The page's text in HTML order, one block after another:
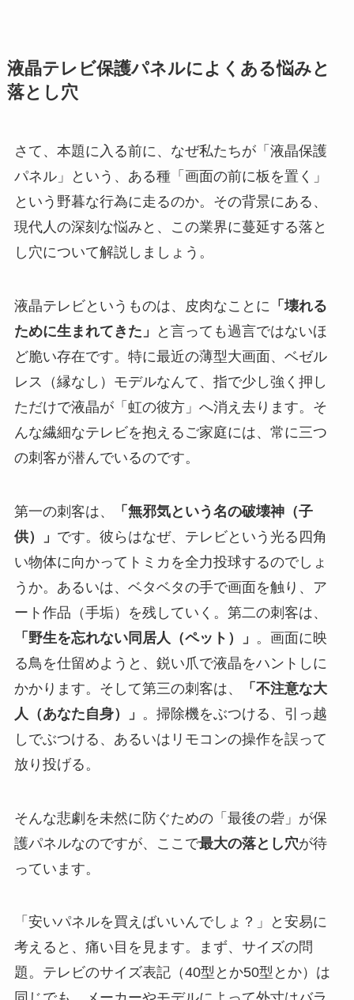
液晶テレビ保護パネルによくある悩みと
落とし穴
さて、本題に入る前に、なぜ私たちが「液晶保護
パネル」という、ある種「画面の前に板を置く」
という野暮な行為に走るのか。その背景にある、
現代人の深刻な悩みと、この業界に蔓延する落と
し穴について解説しましょう。
液晶テレビというものは、皮肉なことに 「壊れる
ために生まれてきた」
と言っても過言ではないほ
ど脆い存在です。特に最近の薄型大画面、ベゼル
レス（縁なし）モデルなんて、指で少し強く押し
ただけで液晶が「虹の彼方」へ消え去ります。そ
んな繊細なテレビを抱えるご家庭には、常に三つ
の刺客が潜んでいるのです。
第一の刺客は、
「無邪気という名の破壊神（子
供）」 です。彼らはなぜ、テレビという光る四角
い物体に向かってトミカを全力投球するのでしょ
うか。あるいは、ベタベタの手で画面を触り、ア
ート作品（手垢）を残していく。第二の刺客は、
「野生を忘れない同居人（ペット）」 。画面に映
る鳥を仕留めようと、鋭い爪で液晶をハントしに
かかります。そして第三の刺客は、
「不注意な大
人（あなた自身）」 。掃除機をぶつける、引っ越
しでぶつける、あるいはリモコンの操作を誤って
放り投げる。
そんな悲劇を未然に防ぐための「最後の砦」が保
護パネルなのですが、ここで最大の落とし穴が待
っています。
「安いパネルを買えばいいんでしょ？」と安易に
考えると、痛い目を見ます。まず、サイズの問
題。テレビのサイズ表記（40型とか50型とか）は